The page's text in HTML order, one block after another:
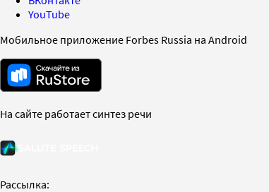
YouTube
Мобильное приложение Forbes Russia на Android
На сайте работает синтез речи
Рассылка: